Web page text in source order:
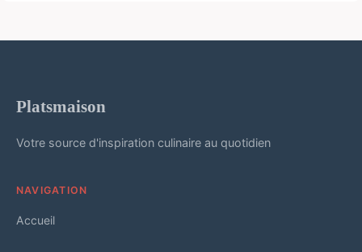
Platsmaison
Votre source d'inspiration culinaire au quotidien
NAVIGATION
Accueil